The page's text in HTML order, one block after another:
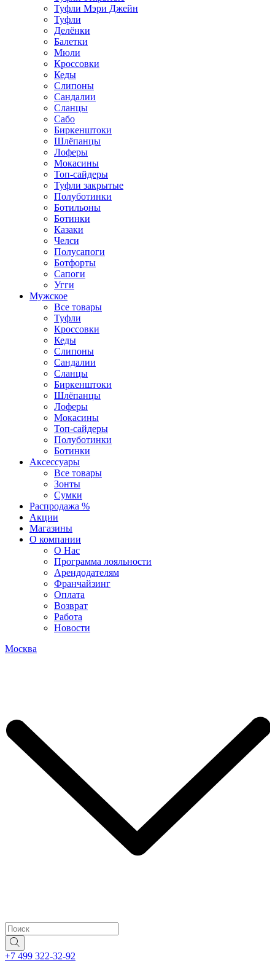
Туфли Мэри Джейн
Туфли
Делёнки
Балетки
Мюли
Кроссовки
Кеды
Слипоны
Сандалии
Сланцы
Сабо
Биркенштоки
Шлёпанцы
Лоферы
Мокасины
Топ-сайдеры
Туфли закрытые
Полуботинки
Ботильоны
Ботинки
Казаки
Челси
Полусапоги
Ботфорты
Сапоги
Угги
Мужское
Все товары
Туфли
Кроссовки
Кеды
Слипоны
Сандалии
Сланцы
Биркенштоки
Шлёпанцы
Лоферы
Мокасины
Топ-сайдеры
Полуботинки
Ботинки
Аксессуары
Все товары
Зонты
Сумки
Распродажа %
Акции
Магазины
О компании
О Нас
Программа лояльности
Арендодателям
Франчайзинг
Оплата
Возврат
Работа
Новости
Москва
+7 499 322-32-92